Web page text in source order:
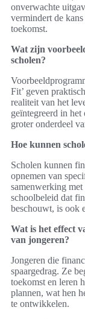
onverwachte
vermindert de
toekomst.
Wat zijn
scholen?
Fit’ geven
realiteit van het
geïntegreerd in
groter onderdeel
Hoe kunnen
Scholen kunnen
opnemen van
samenwerking
schoolbeleid dat
beschouwt, is ook
Wat is het effect
van jongeren?
Jongeren die
spaargedrag. Ze
toekomst en leren
plannen, wat hen
te ontwikkelen.